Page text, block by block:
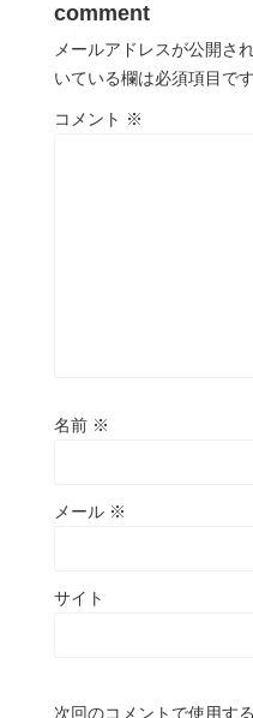
comment
メールアドレスが公開さ
いている欄は必須項目です
コメント ※
名前 ※
メール ※
サイト
次回のコメントで使用す